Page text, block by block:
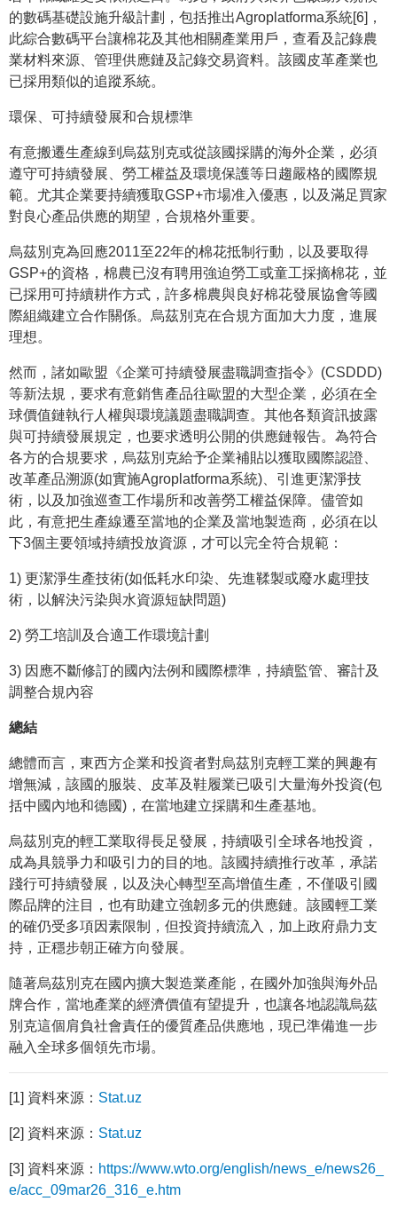
的數碼基礎設施升級計劃，包括推出Agroplatforma系統[6]，
此綜合數碼平台讓棉花及其他相關產業用戶，查看及記錄農
業材料來源、管理供應鏈及記錄交易資料。該國皮革產業也
已採用類似的追蹤系統。
環保、可持續發展和合規標準
有意搬遷生產線到烏茲別克或從該國採購的海外企業，必須
遵守可持續發展、勞工權益及環境保護等日趨嚴格的國際規
範。尤其企業要持續獲取GSP+市場准入優惠，以及滿足買家
對良心產品供應的期望，合規格外重要。
烏茲別克為回應2011至22年的棉花抵制行動，以及要取得
GSP+的資格，棉農已沒有聘用強迫勞工或童工採摘棉花，並
已採用可持續耕作方式，許多棉農與良好棉花發展協會等國
際組織建立合作關係。烏茲別克在合規方面加大力度，進展
理想。
然而，諸如歐盟《企業可持續發展盡職調查指令》(CSDDD)
等新法規，要求有意銷售產品往歐盟的大型企業，必須在全
球價值鏈執行人權與環境議題盡職調查。其他各類資訊披露
與可持續發展規定，也要求透明公開的供應鏈報告。為符合
各方的合規要求，烏茲別克給予企業補貼以獲取國際認證、
改革產品溯源(如實施Agroplatforma系統)、引進更潔淨技
術，以及加強巡查工作場所和改善勞工權益保障。儘管如
此，有意把生產線遷至當地的企業及當地製造商，必須在以
下3個主要領域持續投放資源，才可以完全符合規範：
1) 更潔淨生產技術(如低耗水印染、先進鞣製或廢水處理技
術，以解決污染與水資源短缺問題)
2) 勞工培訓及合適工作環境計劃
3) 因應不斷修訂的國內法例和國際標準，持續監管、審計及
調整合規內容
總結
總體而言，東西方企業和投資者對烏茲別克輕工業的興趣有
增無減，該國的服裝、皮革及鞋履業已吸引大量海外投資(包
括中國內地和德國)，在當地建立採購和生產基地。
烏茲別克的輕工業取得長足發展，持續吸引全球各地投資，
成為具競爭力和吸引力的目的地。該國持續推行改革，承諾
踐行可持續發展，以及決心轉型至高增值生產，不僅吸引國
際品牌的注目，也有助建立強韌多元的供應鏈。該國輕工業
的確仍受多項因素限制，但投資持續流入，加上政府鼎力支
持，正穩步朝正確方向發展。
隨著烏茲別克在國內擴大製造業產能，在國外加強與海外品
牌合作，當地產業的經濟價值有望提升，也讓各地認識烏茲
別克這個肩負社會責任的優質產品供應地，現已準備進一步
融入全球多個領先市場。
[1] 資料來源： Stat.uz
[2] 資料來源： Stat.uz
[3] 資料來源： https://www.wto.org/english/news_e/news26_
e/acc_09mar26_316_e.htm